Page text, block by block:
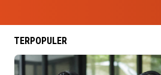
TERPOPULER